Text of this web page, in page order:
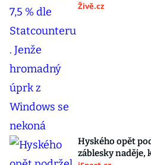
Živě.cz
Hyského opět
záblesky naděje,